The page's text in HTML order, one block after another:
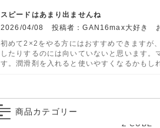
スピードはあまり出ませんね
2026/04/08 投稿者：GAN16max大好き お
初めて2×2をやる方にはおすすめできますが
したりするのには向いていないと思います。
す。潤滑剤を入れると使いやすくなるかもし
商品カテゴリー